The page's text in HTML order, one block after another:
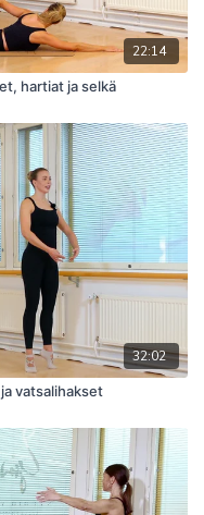
22:14
hartiat ja selkä
32:02
vatsalihakset